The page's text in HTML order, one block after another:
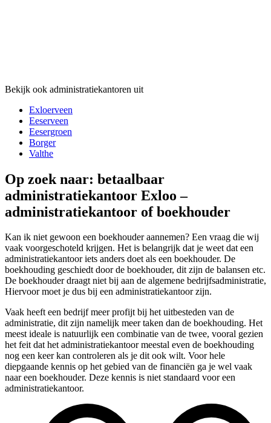
Bekijk ook administratiekantoren uit
Exloerveen
Eeserveen
Eesergroen
Borger
Valthe
Op zoek naar: betaalbaar
administratiekantoor Exloo –
administratiekantoor of boekhouder
Kan ik niet gewoon een boekhouder aannemen? Een vraag die wij
vaak voorgeschoteld krijgen. Het is belangrijk dat je weet dat een
administratiekantoor iets anders doet als een boekhouder. De
boekhouding geschiedt door de boekhouder, dit zijn de balansen etc.
De boekhouder draagt niet bij aan de algemene bedrijfsadministratie,
Hiervoor moet je dus bij een administratiekantoor zijn.
Vaak heeft een bedrijf meer profijt bij het uitbesteden van de
administratie, dit zijn namelijk meer taken dan de boekhouding. Het
meest ideale is natuurlijk een combinatie van de twee, vooral gezien
het feit dat het administratiekantoor meestal even de boekhouding
nog een keer kan controleren als je dit ook wilt. Voor hele
diepgaande kennis op het gebied van de financiën ga je wel vaak
naar een boekhouder. Deze kennis is niet standaard voor een
administratiekantoor.